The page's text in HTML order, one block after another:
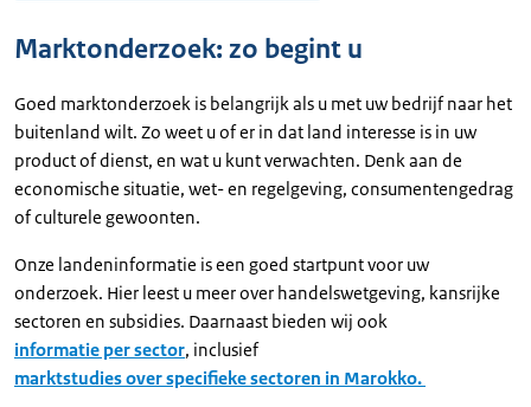
Marktonderzoek: zo begint u
Goed marktonderzoek is belangrijk als u met uw bedrijf naar het
buitenland wilt. Zo weet u of er in dat land interesse is in uw
product of dienst, en wat u kunt verwachten. Denk aan de
economische situatie, wet- en regelgeving, consumentengedrag
of culturele gewoonten.
Onze landeninformatie is een goed startpunt voor uw
onderzoek. Hier leest u meer over handelswetgeving, kansrijke
sectoren en subsidies. Daarnaast bieden wij ook
informatie per sector, inclusief
marktstudies over specifieke sectoren in Marokko.